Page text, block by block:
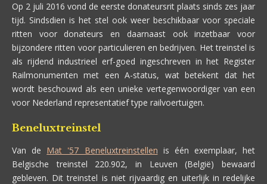
Op 2 juli 2016 vond de eerste donateursrit plaats sinds zes jaar
tijd. Sindsdien is het stel ook weer beschikbaar voor speciale
ritten voor donateurs en daarnaast ook inzetbaar voor
bijzondere ritten voor particulieren en bedrijven. Het treinstel is
als rijdend industrieel erf-goed ingeschreven in het Register
Railmonumenten met een A-status, wat betekent dat het
wordt beschouwd als een unieke vertegenwoordiger van een
voor Nederland representatief type railvoertuigen.
Beneluxtreinstel
Van de Mat '57 Beneluxtreinstellen is één exemplaar, het
Belgische treinstel 220.902, in Leuven (België) bewaard
gebleven. Dit treinstel is niet rijvaardig en uiterlijk in redelijke